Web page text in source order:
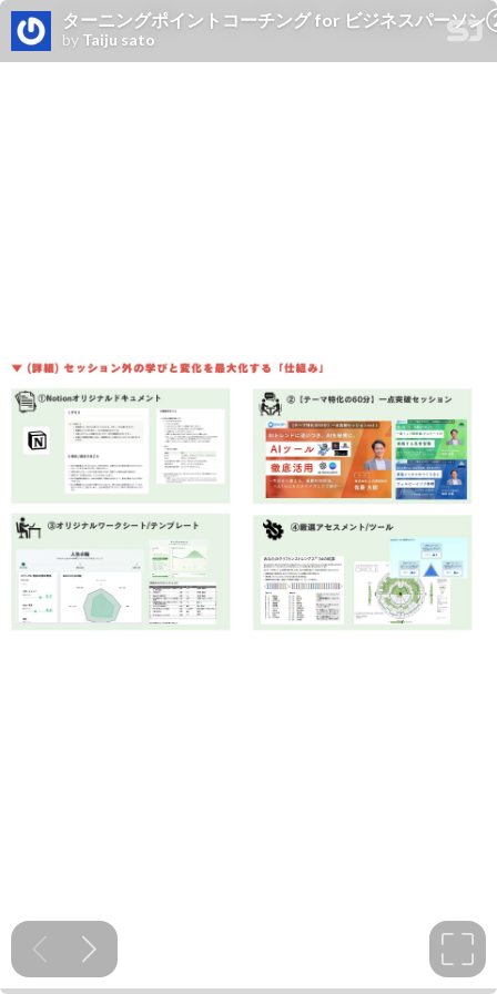
ターニングポイントコーチング for ビジネスパーソ
by Taiju sato